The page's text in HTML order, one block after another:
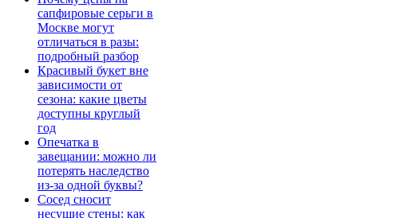
сапфировые серьги в
Москве могут
отличаться в разы:
подробный разбор
Красивый букет вне
зависимости от
сезона: какие цветы
доступны круглый
год
Опечатка в
завещании: можно ли
потерять наследство
из-за одной буквы?
Сосед сносит
несущие стены: как